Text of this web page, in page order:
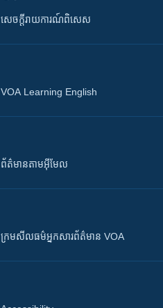
សេចក្តីរាយការណ៍ពិសេស
VOA Learning English
ព័ត៌មាន​តាម​អ៊ីមែល
ក្រម​​​សីលធម៌​​​អ្នក​​​សារព័ត៌មាន VOA